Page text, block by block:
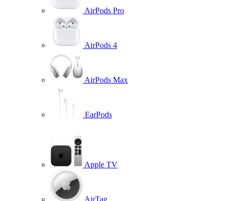
AirPods Pro
AirPods 4
AirPods Max
EarPods
Apple TV